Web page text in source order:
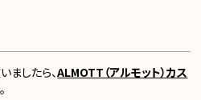
ましたら、ALMOTT（アルモット）カス